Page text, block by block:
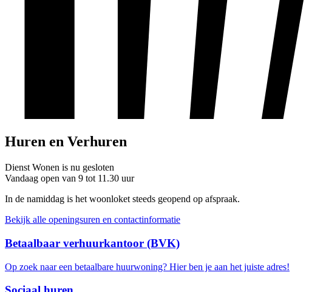
Huren en Verhuren
Dienst Wonen is nu gesloten
Vandaag open van 9 tot 11.30 uur
In de namiddag is het woonloket steeds geopend op afspraak.
Bekijk alle openingsuren en contactinformatie
Betaalbaar verhuurkantoor (BVK)
Op zoek naar een betaalbare huurwoning? Hier ben je aan het juiste adres!